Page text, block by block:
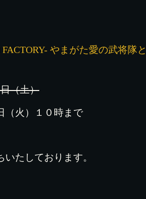
FACTORY- やまがた愛の武将隊
（土）
（火）１０時まで
たしております。